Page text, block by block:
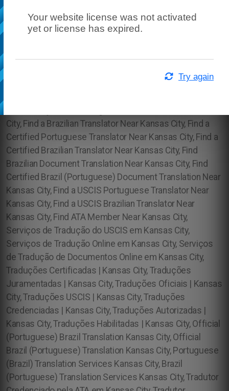
Your website license was not activated
yet or license has expired.
Try again